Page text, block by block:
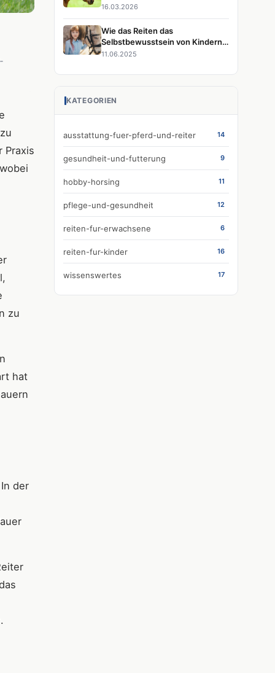
Praxis
zu
hat
der
16.03.2026
Wie das Reiten das
Selbstbewusstsein von Kindern
stärkt
11.06.2025
KATEGORIEN
ausstattung-fuer-pferd-und-reiter 14
gesundheit-und-futterung 9
hobby-horsing 11
pflege-und-gesundheit 12
reiten-fur-erwachsene 6
reiten-fur-kinder 16
wissenswertes 17